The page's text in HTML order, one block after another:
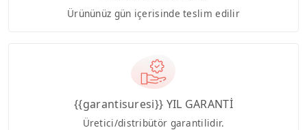
Ürününüz gün içerisinde teslim edilir
{{garantisuresi}} YIL GARANTİ
Üretici/distribütör garantilidir.